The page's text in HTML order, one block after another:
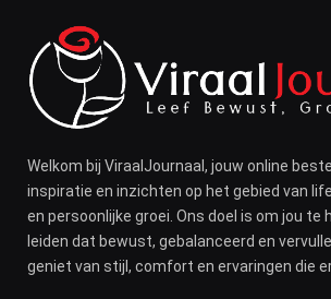
Welkom bij ViraalJournaal, jouw online
inspiratie en inzichten op het gebied van
en persoonlijke groei. Ons doel is om jou te
leiden dat bewust, gebalanceerd en
geniet van stijl, comfort en ervaringen die